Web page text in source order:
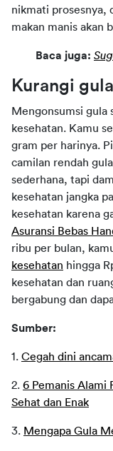
nikmati prosesnya,
makan manis akan
Baca juga:
Kurangi
Mengonsumsi gula
kesehatan. Kamu
gram per harinya.
camilan rendah
sederhana, tapi
kesehatan jangka
Asuransi Bebas
ribu per bulan,
kesehatan hingga
kesehatan dan
bergabung dan
Sumber:
1. Cegah dini
2. 6 Pemanis Alami
Sehat dan Enak
3. Mengapa Gula